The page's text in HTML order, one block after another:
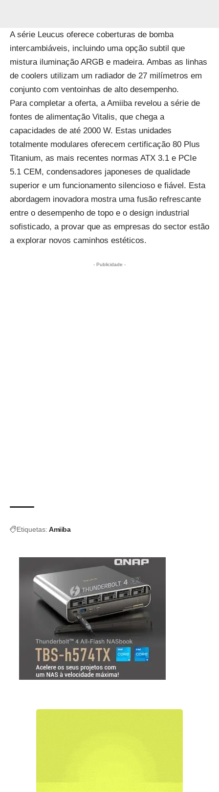
A série Leucus oferece coberturas de bomba
intercambiáveis, incluindo uma opção subtil que
mistura iluminação ARGB e madeira. Ambas as linhas
de coolers utilizam um radiador de 27 milímetros em
conjunto com ventoinhas de alto desempenho.
Para completar a oferta, a Amiiba revelou a série de
fontes de alimentação Vitalis, que chega a
capacidades de até 2000 W. Estas unidades
totalmente modulares oferecem certificação 80 Plus
Titanium, as mais recentes normas ATX 3.1 e PCIe
5.1 CEM, condensadores japoneses de qualidade
superior e um funcionamento silencioso e fiável. Esta
abordagem inovadora mostra uma fusão refrescante
entre o desempenho de topo e o design industrial
sofisticado, a provar que as empresas do sector estão
a explorar novos caminhos estéticos.
- Publicidade -
Etiquetas: Amiiba